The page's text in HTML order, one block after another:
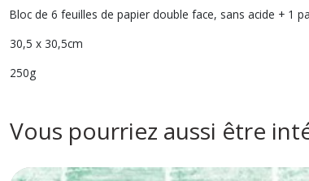
Bloc de 6 feuilles de papier double face, sans acide + 1
30,5 x 30,5cm
250g
Vous pourriez aussi être